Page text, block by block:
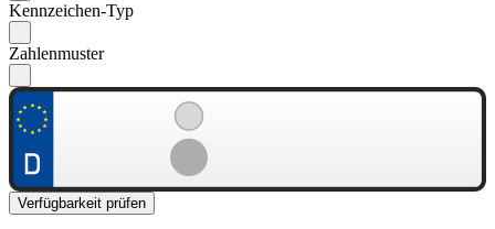
Kennzeichen-Typ
Zahlenmuster
Verfügbarkeit prüfen